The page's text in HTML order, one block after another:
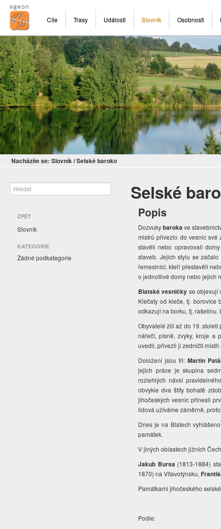
Cíle Trasy Události Slovník Osobnosti
Nacházíte se: Slovník/Selské baroko
ZPĚT
Slovník
KATEGORIE
Žádné podkategorie
Selské
Popis
Dozvukybarokave
mistrů přivezlo do vesnic své
stavěli nebo opravovali
staveb. Jejich stylu se
řemeslníci, kteří přestavěli
o jednotlivé domy nebo jejich
Blatské vesničky se objevují
Klečaty od kleče, tj. borovice
odkazují na borku, tj.
Obyvatelé žili až do 19.
nářečí, písně, zvyky, kroje a
uvedli, přivezli ji zedničtí
Doloženi jsou tři: Martin
jejich práce je skupina
rozlehlých návsí
obvykle dva štíty bohatě
jihočeských vesnic přinesli
lidová užíváme záměrně,
Dnes je na Blatech
památek.
V jiných oblastech jižních
Jakub Bursa (1813-1884)
1870) na Vltavotýnsku,
Památkami jihočeského
Podle: